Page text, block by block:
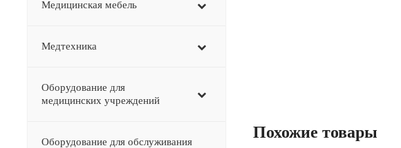
Похожие товары
Медицинская мебель
Медтехника
Оборудование для
медицинских учреждений
Оборудование для обслуживания